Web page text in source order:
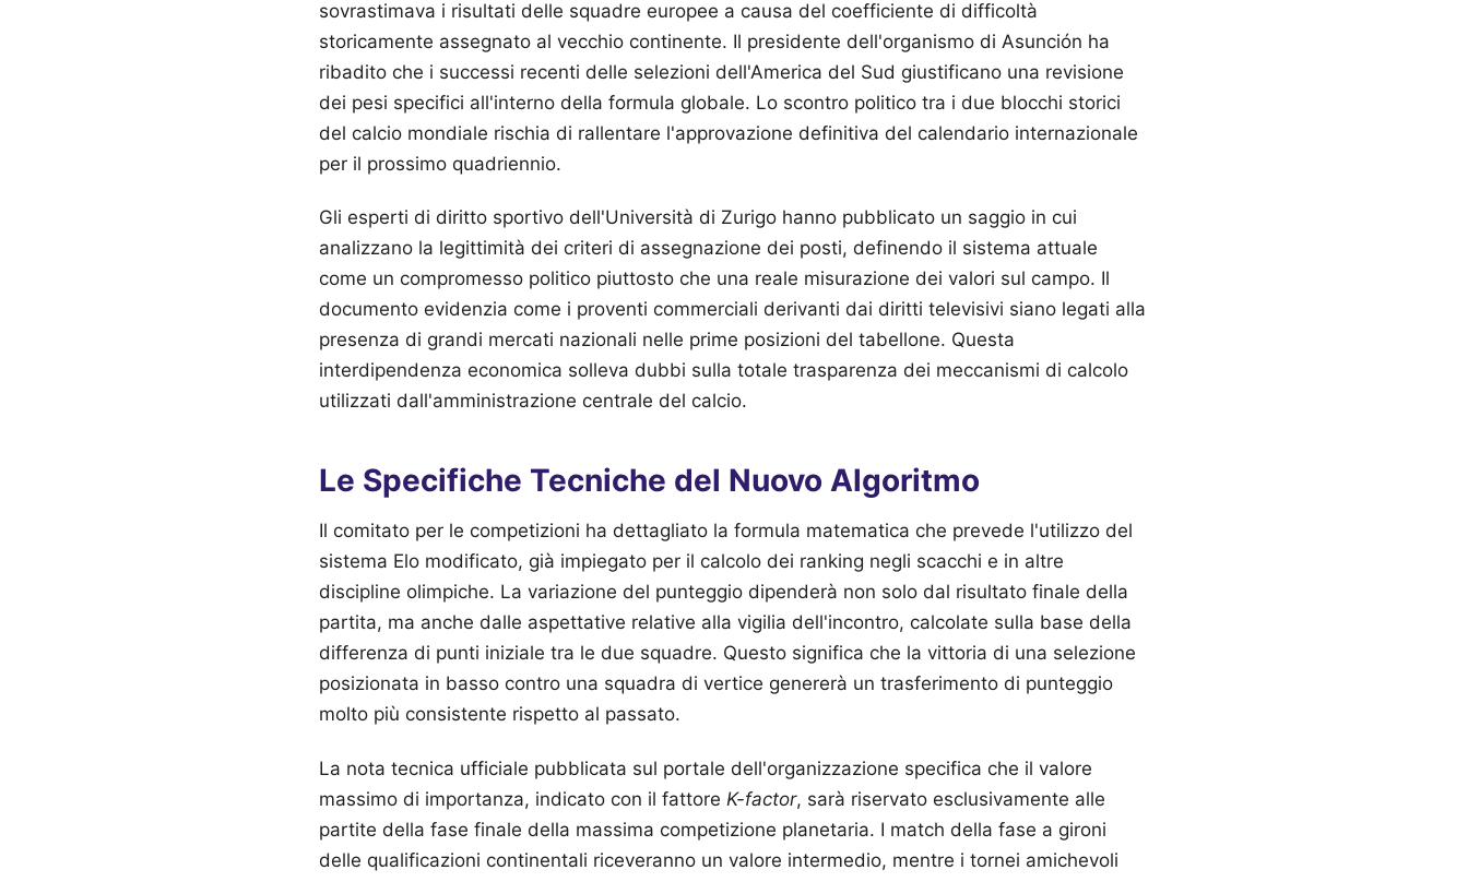
sovrastimava i risultati delle squadre europee a causa del coefficiente di difficoltà
storicamente assegnato al vecchio continente. Il presidente dell'organismo di Asunción ha
ribadito che i successi recenti delle selezioni dell'America del Sud giustificano una revisione
dei pesi specifici all'interno della formula globale. Lo scontro politico tra i due blocchi storici
del calcio mondiale rischia di rallentare l'approvazione definitiva del calendario internazionale
per il prossimo quadriennio.
Gli esperti di diritto sportivo dell'Università di Zurigo hanno pubblicato un saggio in cui
analizzano la legittimità dei criteri di assegnazione dei posti, definendo il sistema attuale
come un compromesso politico piuttosto che una reale misurazione dei valori sul campo. Il
documento evidenzia come i proventi commerciali derivanti dai diritti televisivi siano legati alla
presenza di grandi mercati nazionali nelle prime posizioni del tabellone. Questa
interdipendenza economica solleva dubbi sulla totale trasparenza dei meccanismi di calcolo
utilizzati dall'amministrazione centrale del calcio.
Le Specifiche Tecniche del Nuovo Algoritmo
Il comitato per le competizioni ha dettagliato la formula matematica che prevede l'utilizzo del
sistema Elo modificato, già impiegato per il calcolo dei ranking negli scacchi e in altre
discipline olimpiche. La variazione del punteggio dipenderà non solo dal risultato finale della
partita, ma anche dalle aspettative relative alla vigilia dell'incontro, calcolate sulla base della
differenza di punti iniziale tra le due squadre. Questo significa che la vittoria di una selezione
posizionata in basso contro una squadra di vertice genererà un trasferimento di punteggio
molto più consistente rispetto al passato.
La nota tecnica ufficiale pubblicata sul portale dell'organizzazione specifica che il valore
massimo di importanza, indicato con il fattore K-factor, sarà riservato esclusivamente alle
partite della fase finale della massima competizione planetaria. I match della fase a gironi
delle qualificazioni continentali riceveranno un valore intermedio, mentre i tornei amichevoli